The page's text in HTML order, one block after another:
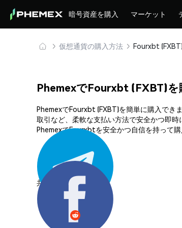
暗号資産を購入 マーケット
仮想通貨の購入方法
PhemexでFourxbt (FXBT)を
PhemexでFourxbt (FXBT)を簡単に購入でき
取引など、柔軟な支払い方法で安全かつ即
PhemexでFourxbtを安全かつ自信を持って購
共有する: